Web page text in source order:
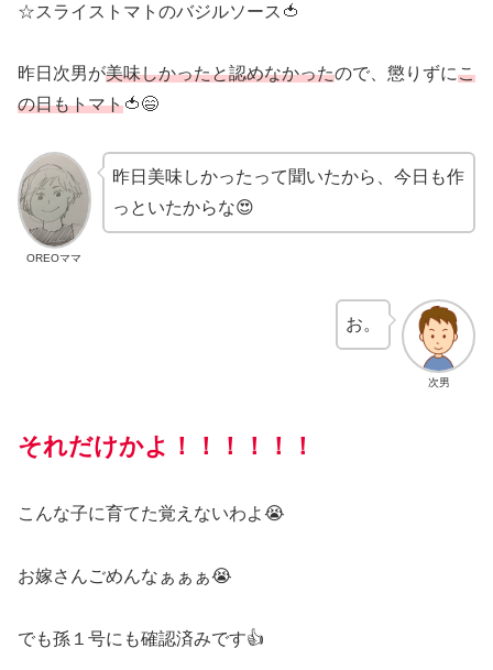
☆スライストマトのバジルソース🍅
昨日次男が美味しかったと認めなかったので、懲りずにこ
の日もトマト🍅😄
OREOママ
昨日美味しかったって聞いたから、今日も作
っといたからな😍
次男
お。
それだけかよ！！！！！！
こんな子に育てた覚えないわよ😭
お嫁さんごめんなぁぁぁ😭
でも孫１号にも確認済みです👍